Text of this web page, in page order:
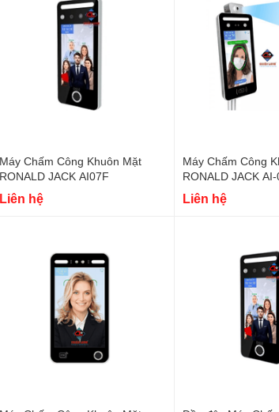
Máy Chấm Công Khuôn Mặt
RONALD JACK AI07F
Liên hệ
Máy Chấm Công
RONALD JACK AI-08T ( Đo
Thân Nhiệt )
Liên hệ